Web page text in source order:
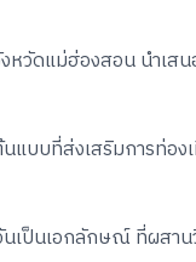
วัดแม่ฮ่องสอน นำเสน
แบบที่ส่งเสริมการท่
เป็นเอกลักษณ์ ที่ผสา